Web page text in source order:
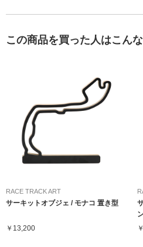
この商品を買った人はこん
RACE TRACK ART
サーキットオブジェ / モナコ 置き型
￥13,200